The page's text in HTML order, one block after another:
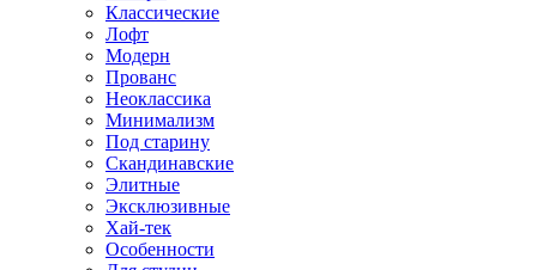
Классические
Лофт
Модерн
Прованс
Неоклассика
Минимализм
Под старину
Скандинавские
Элитные
Эксклюзивные
Хай-тек
Особенности